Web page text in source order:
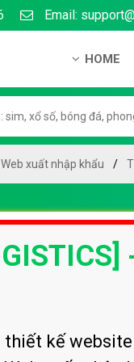
Email:
HOME
Hướng
Chính
Chính
xuất nhập khẩu
thiết kế